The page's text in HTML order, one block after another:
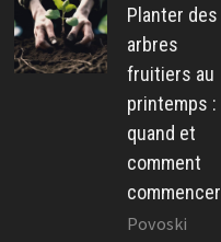
Planter des
arbres
fruitiers au
printemps :
quand et
comment
commencer
Povoski